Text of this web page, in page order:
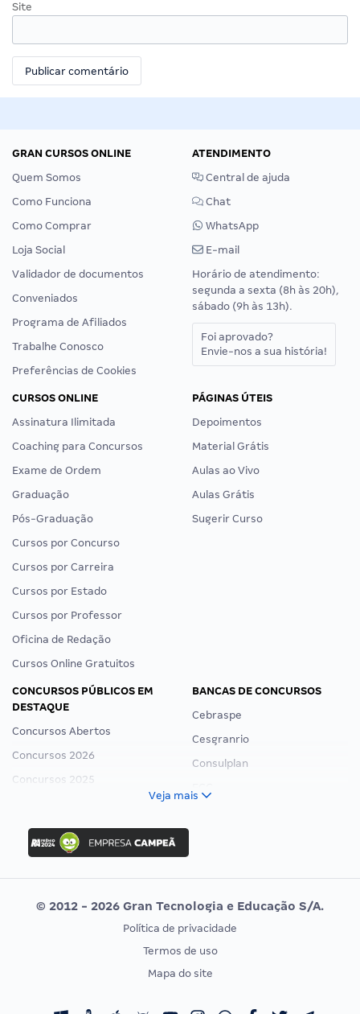
Site
GRAN CURSOS ONLINE
Quem Somos
Como Funciona
Como Comprar
Loja Social
Validador de documentos
Conveniados
Programa de Afiliados
Trabalhe Conosco
Preferências de Cookies
ATENDIMENTO
Central de ajuda
Chat
WhatsApp
E-mail
Horário de atendimento:
segunda a sexta (8h às 20h),
sábado (9h às 13h).
Foi aprovado?
Envie-nos a sua história!
CURSOS ONLINE
Assinatura Ilimitada
Coaching para Concursos
Exame de Ordem
Graduação
Pós-Graduação
Cursos por Concurso
Cursos por Carreira
Cursos por Estado
Cursos por Professor
Oficina de Redação
Cursos Online Gratuitos
PÁGINAS ÚTEIS
Depoimentos
Material Grátis
Aulas ao Vivo
Aulas Grátis
Sugerir Curso
CONCURSOS PÚBLICOS EM
DESTAQUE
Concursos Abertos
Concursos 2026
Concursos 2025
Concurso Ibama
Concurso MPU
Editais publicados
BANCAS DE CONCURSOS
Cebraspe
Cesgranrio
Consulplan
Vunesp
CONCURSOS POR PROFISSÃO
Concursos Fiscais
EXAME DE ORDEM
Calendário OAB
Veja mais
© 2012 - 2026 Gran Tecnologia e Educação S/A.
Política de privacidade
Termos de uso
Mapa do site